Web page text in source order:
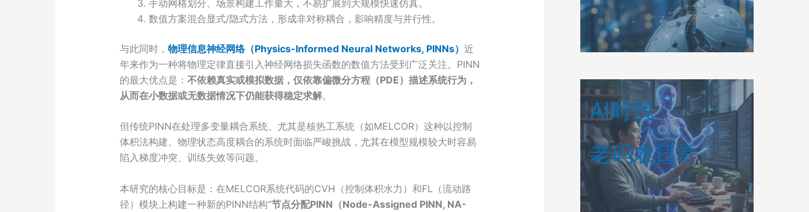
手动网格划分、场景构建工作量大，不易扩展到大规模快速仿真。
数值方案混合显式/隐式方法，形成非对称耦合，影响精度与并行性。
与此同时， 物理信息神经网络（Physics-Informed Neural Networks, PINNs） 近
年来作为一种将物理定律直接引入神经网络损失函数的数值方法受到广泛关注。PINN
的最大优点是： 不依赖真实或模拟数据，仅依靠偏微分方程（PDE）描述系统行为，
从而在小数据或无数据情况下仍能获得稳定求解。
但传统PINN在处理多变量耦合系统、尤其是核热工系统（如MELCOR）这种以控制
体积法构建、物理状态高度耦合的系统时面临严峻挑战，尤其在模型规模较大时容易
陷入梯度冲突、训练失效等问题。
本研究的核心目标是：在MELCOR系统代码的CVH（控制体积水力）和FL（流动路
径）模块上构建一种新的PINN结构“节点分配PINN（Node-Assigned PINN, NA-
AI时代
老码农日常